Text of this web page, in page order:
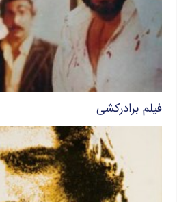
فیلم برادرکشی